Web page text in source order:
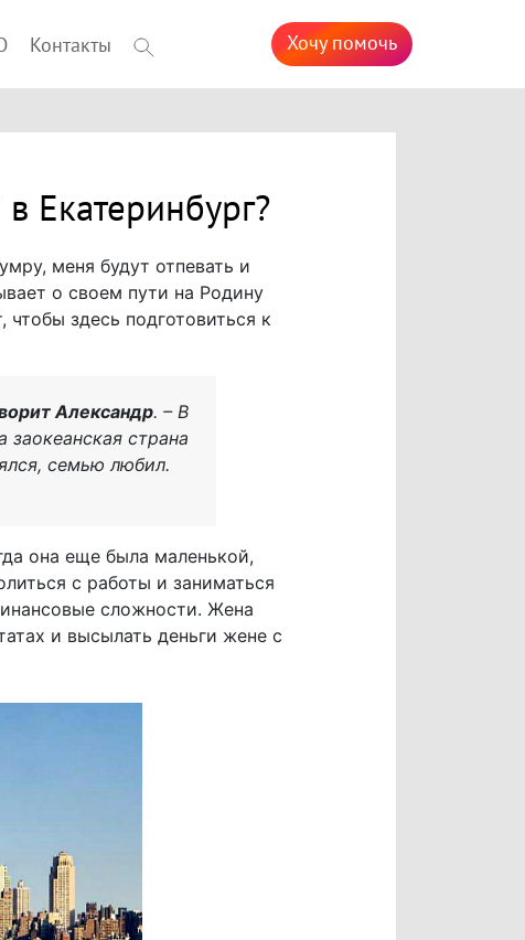
Контакты Хочу помочь
Екатеринбург?
меня будут отпевать и
о своем пути на Родину
здесь подготовиться к
Александр. – В
страна
семью любил.
она еще была маленькой,
с работы и заниматься
сложности. Жена
и высылать деньги жене с